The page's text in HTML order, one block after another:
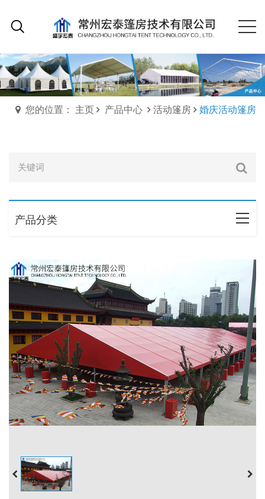
您的位置： 主页 产品中心 活动篷房 婚庆活动篷房
产品分类